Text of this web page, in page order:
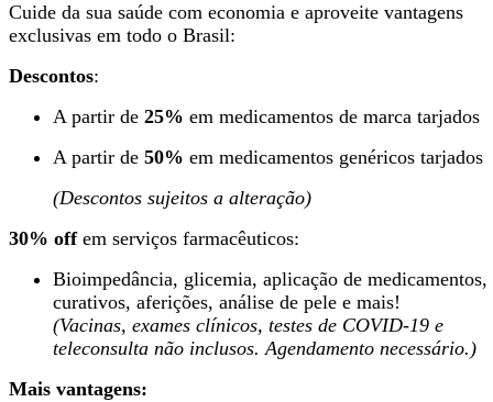
Cuide da sua saúde com economia e aproveite vantagens
exclusivas em todo o Brasil:
Descontos:
A partir de 25% em medicamentos de marca tarjados
A partir de 50% em medicamentos genéricos tarjados
(Descontos sujeitos a alteração)
30% offem serviços farmacêuticos:
Bioimpedância, glicemia, aplicação de medicamentos,
curativos, aferições, análise de pele e mais!
(Vacinas, exames clínicos, testes de COVID-19 e
teleconsulta não inclusos. Agendamento necessário.)
Mais vantagens: